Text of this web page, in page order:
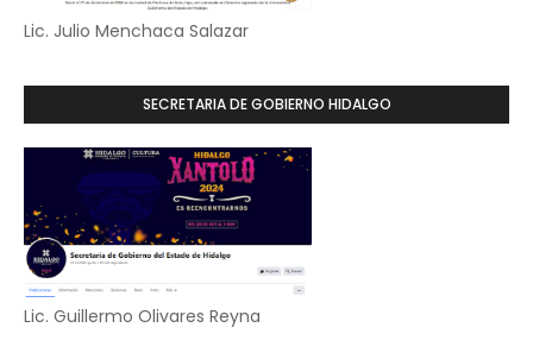
Lic. Julio Menchaca Salazar
SECRETARIA DE GOBIERNO HIDALGO
Lic. Guillermo Olivares Reyna